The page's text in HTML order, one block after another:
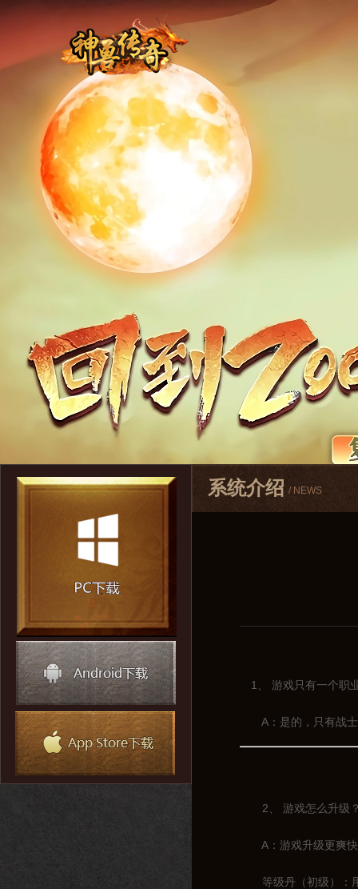
系统介绍 / NEWS
1、 游戏只有一个职
A：是的，只有战士
2、 游戏怎么升级
A：游戏升级更爽快
等级丹（初级）：